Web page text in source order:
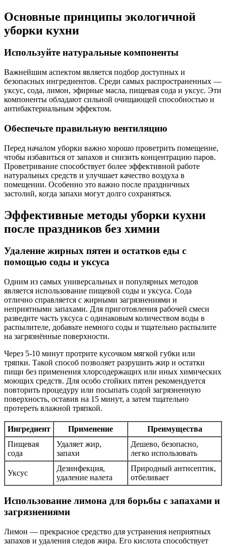
Основные принципы экологичной
уборки кухни
Используйте натуральные компоненты
Важнейшим аспектом является подбор доступных и
безопасных ингредиентов. Среди самых распространенных —
уксус, сода, лимон, эфирные масла, пищевая сода и уксус. Эти
компоненты обладают сильной очищающей способностью и
антибактериальным эффектом.
Обеспечьте правильную вентиляцию
Перед началом уборки важно хорошо проветрить помещение,
чтобы избавиться от запахов и снизить концентрацию паров.
Проветривание способствует более эффективной работе
натуральных средств и улучшает качество воздуха в
помещении. Особенно это важно после праздничных
застолий, когда запахи могут долго сохраняться.
Эффективные методы уборки кухни
после праздников без химии
Удаление жирных пятен и остатков еды с
помощью соды и уксуса
Одним из самых универсальных и популярных методов
является использование пищевой соды и уксуса. Сода
отлично справляется с жирными загрязнениями и
неприятными запахами. Для приготовления рабочей смеси
разведите часть уксуса с одинаковым количеством воды в
распылителе, добавьте немного соды и тщательно распылите
на загрязнённые поверхности.
Через 5-10 минут протрите кусочком мягкой губки или
тряпки. Такой способ позволяет разрушить жир и остатки
пищи без применения хлорсодержащих или иных химических
моющих средств. Для особо стойких пятен рекомендуется
повторить процедуру или посыпать содой загрязненную
поверхность, оставив на 15 минут, а затем тщательно
протереть влажной тряпкой.
Ингредиент Применение
Преимущества
Пищевая
сода
Удаляет жир,
запахи
Дешево, безопасно,
легко использовать
Уксус
Дезинфекция,
удаление налета
Природный антисептик,
отбеливает
Использование лимона для борьбы с запахами и
загрязнениями
Лимон — прекрасное средство для устранения неприятных
запахов и удаления следов жира. Его кислота способствует